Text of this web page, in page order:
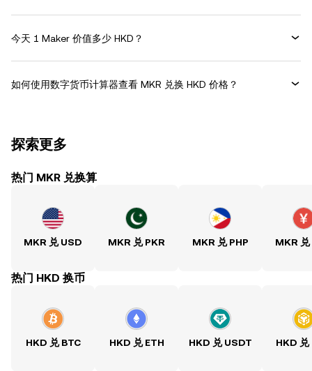
今天 1 Maker 价值多少 HKD？
如何使用数字货币计算器查看 MKR 兑换 HKD 价格？
探索更多
热门 MKR 兑换算
MKR 兑 USD MKR 兑 PKR MKR 兑 PHP MKR 兑
热门 HKD 换币
HKD 兑 BTC HKD 兑 ETH HKD 兑 USDT HKD 兑